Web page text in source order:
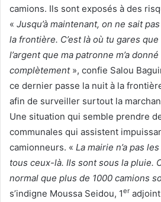
camions. Ils sont exposés à des
« Jusqu’à maintenant, on ne sait
la frontière. C’est là où tu gares
l’argent que ma patronne m’a
complètement», confie Salou
ce dernier passe la nuit à la
afin de surveiller surtout la
Une situation qui semble prendre
communales qui assistent
camionneurs. « La mairie n’a pas
tous ceux-là. Ils sont sous la pluie.
normal que plus de 1000 camions
s’indigne Moussa Seidou, 1er